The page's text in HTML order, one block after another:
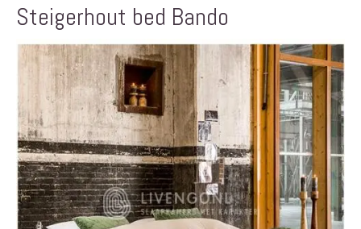
Steigerhout bed Bando
Ga
naar
einde
van
de
afbeeldingen-
gallerij